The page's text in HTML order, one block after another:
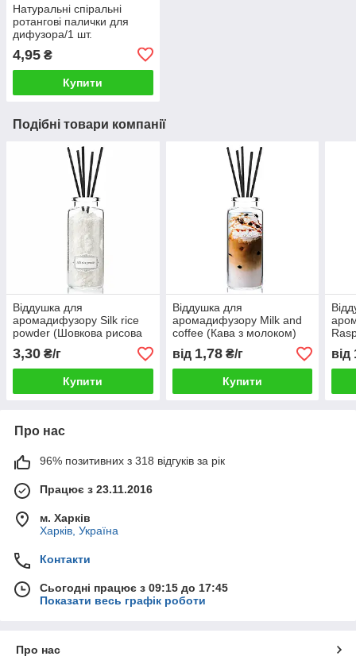
Натуральні спіральні
ротангові палички для
дифузора/1 шт.
4,95 ₴
Купити
Подібні товари компанії
Віддушка для
аромадифузору Silk rice
powder (Шовкова рисова
пудра)
3,30 ₴/г
Купити
Віддушка для
аромадифузору Milk and
coffee (Кава з молоком)
від 1,78₴/г
Купити
від
Про нас
96% позитивних з 318 відгуків за рік
Працює з 23.11.2016
м. Харків
Харків, Україна
Контакти
Сьогодні працює з 09:15 до 17:45
Показати весь графік роботи
Про нас